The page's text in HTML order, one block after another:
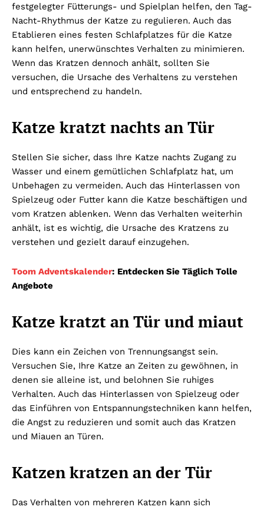
festgelegter Fütterungs- und Spielplan helfen, den Tag-
Nacht-Rhythmus der Katze zu regulieren. Auch das
Etablieren eines festen Schlafplatzes für die Katze
kann helfen, unerwünschtes Verhalten zu minimieren.
Wenn das Kratzen dennoch anhält, sollten Sie
versuchen, die Ursache des Verhaltens zu verstehen
und entsprechend zu handeln.
Katze kratzt nachts an Tür
Stellen Sie sicher, dass Ihre Katze nachts Zugang zu
Wasser und einem gemütlichen Schlafplatz hat, um
Unbehagen zu vermeiden. Auch das Hinterlassen von
Spielzeug oder Futter kann die Katze beschäftigen und
vom Kratzen ablenken. Wenn das Verhalten weiterhin
anhält, ist es wichtig, die Ursache des Kratzens zu
verstehen und gezielt darauf einzugehen.
Toom Adventskalender: Entdecken Sie Täglich Tolle
Angebote
Katze kratzt an Tür und miaut
Dies kann ein Zeichen von Trennungsangst sein.
Versuchen Sie, Ihre Katze an Zeiten zu gewöhnen, in
denen sie alleine ist, und belohnen Sie ruhiges
Verhalten. Auch das Hinterlassen von Spielzeug oder
das Einführen von Entspannungstechniken kann helfen,
die Angst zu reduzieren und somit auch das Kratzen
und Miauen an Türen.
Katzen kratzen an der Tür
Das Verhalten von mehreren Katzen kann sich